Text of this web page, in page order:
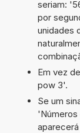
seriam:
por
unidades
Em vez
pow 3'.
Se um